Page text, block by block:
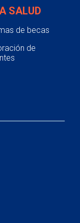
SALUD
de becas
de